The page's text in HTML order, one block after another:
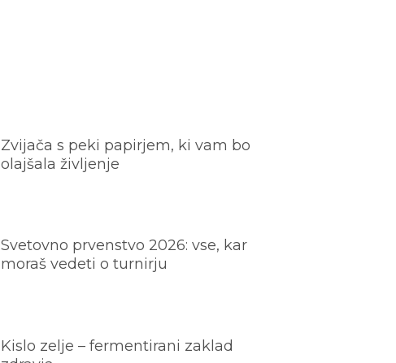
Zvijača s peki papirjem, ki vam bo
olajšala življenje
Svetovno prvenstvo 2026: vse, kar
moraš vedeti o turnirju
Kislo zelje – fermentirani zaklad